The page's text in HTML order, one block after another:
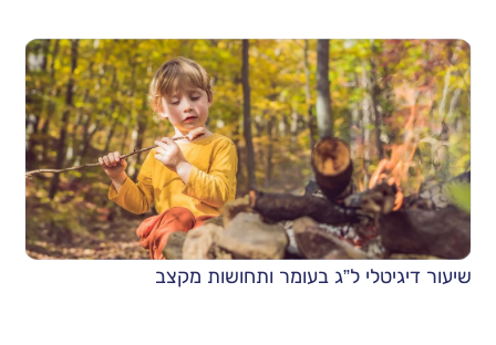
שיעור דיגיטלי ל”ג בעומר ותחושות מקצב